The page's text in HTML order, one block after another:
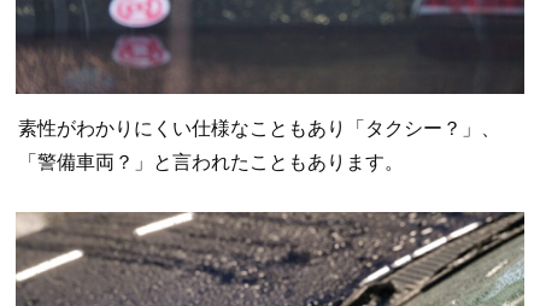
素性がわかりにくい仕様なこともあり「タクシー？」、
「警備車両？」と言われたこともあります。